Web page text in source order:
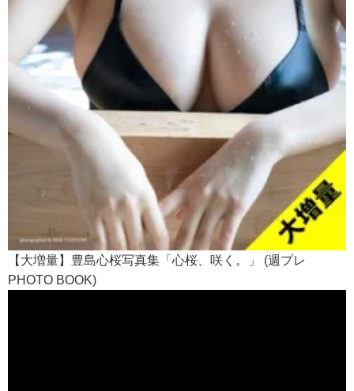
【大増量】豊島心桜写真集「心桜、咲く。」 (週プレ
PHOTO BOOK)